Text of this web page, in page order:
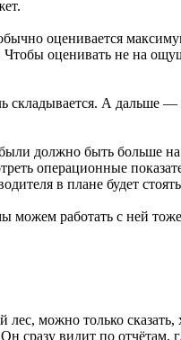
оценивается
Чтобы оценивать не на
складывается. А дальше
должно быть больше на
операционные
в плане будет
можем работать с ней
лес, можно только
сразу видит по отчётам,